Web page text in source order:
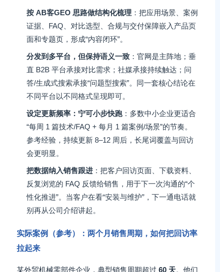
按 AB客GEO 思路做结构化梳理 ：把应用场景、案例
证据、FAQ、对比选型、合规与交付保障嵌入产品页
面和专题页，形成“内容闭环”。
分发到多平台，但保持语义一致 ：官网是主阵地；垂
直 B2B 平台承接对比需求；社媒承接持续触达；问
答/生成式搜索承接“问题型搜索”。同一套核心结论在
不同平台以不同格式呈现即可。
设定更新频率：宁可小步快跑：多数中小企业更适合
“每周 1 篇技术/FAQ + 每月 1 篇案例/场景”的节奏。
参考经验，持续更新 8–12 周后，长尾词覆盖与回访
会更明显。
把数据纳入销售跟进 ：把客户回访页面、下载资料、
反复浏览的 FAQ 反馈给销售，用于下一次沟通的“个
性化推进”。当客户在看“安装与维护”，下一通电话就
别再从公司介绍讲起。
实际案例（参考）：两个月销售周期，如何把回访率
拉起来
某外贸机械零部件企业，典型销售周期超过 60 天。他们